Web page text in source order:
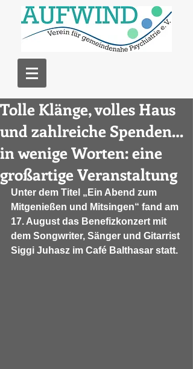
Tolle Klänge, volles Haus
und zahlreiche Spenden…
in wenige Worten: eine
großartige Veranstaltung
Unter dem Titel „Ein Abend zum
Mitgenießen und Mitsingen“ fand am
17. August das Benefizkonzert mit
dem Songwriter, Sänger und Gitarrist
Siggi Juhasz im Café Balthasar statt.